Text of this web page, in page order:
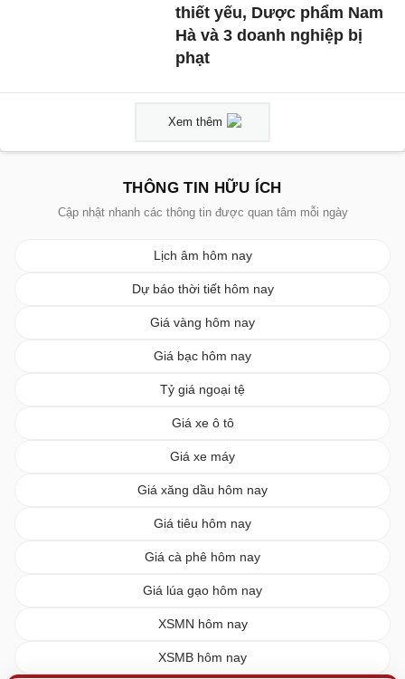
thiết yếu, Dược phẩm Nam
Hà và 3 doanh nghiệp bị
phạt
Xem thêm
THÔNG TIN HỮU ÍCH
Cập nhật nhanh các thông tin được quan tâm mỗi ngày
Lịch âm hôm nay
Dự báo thời tiết hôm nay
Giá vàng hôm nay
Giá bạc hôm nay
Tỷ giá ngoại tệ
Giá xe ô tô
Giá xe máy
Giá xăng dầu hôm nay
Giá tiêu hôm nay
Giá cà phê hôm nay
Giá lúa gạo hôm nay
XSMN hôm nay
XSMB hôm nay